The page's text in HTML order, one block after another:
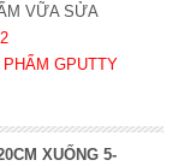
VỮA SỬA
GPUTTY
XUỐNG 5-